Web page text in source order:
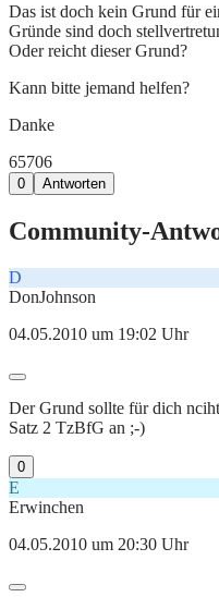
Das ist doch kein Grund für
Gründe sind doch
Oder reicht dieser Grund?
Kann bitte jemand helfen?
Danke
65706
0 Antworten
Community-
D
DonJohnson
04.05.2010 um 19:02 Uhr
Der Grund sollte für dich
Satz 2 TzBfG an ;-)
0
E
Erwinchen
04.05.2010 um 20:30 Uhr